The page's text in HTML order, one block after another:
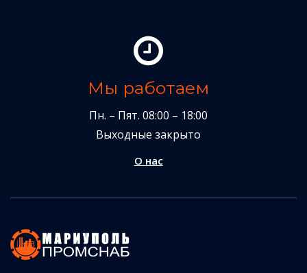
Мы работаем
Пн. – Пят. 08:00 – 18:00
Выходные закрыто
О нас